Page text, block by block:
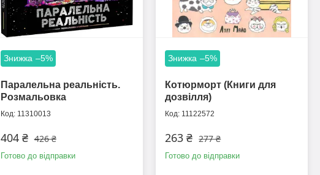
–5%
Паралельна реальність.
Розмальовка
11310013
426 ₴
404 ₴
Готово до відправки
–5%
Котюрморт (Книги для
дозвілля)
11122572
277 ₴
263 ₴
Готово до відправки